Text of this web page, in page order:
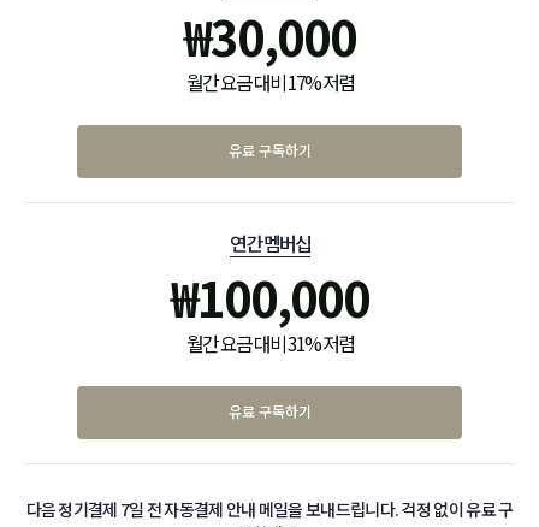
₩30,000
월간 요금 대비 17% 저렴
유료 구독하기
연간 멤버십
₩100,000
월간 요금 대비 31% 저렴
유료 구독하기
다음 정기결제 7일 전 자동결제 안내 메일을 보내드립니다. 걱정 없이 유료 구